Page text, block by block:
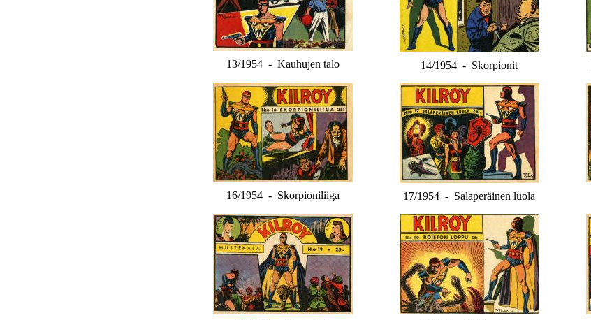
13/1954 - Kauhujen talo 14/1954 - Skorpionit
16/1954 - Skorpioniliiga 17/1954 - Salaperäinen luola